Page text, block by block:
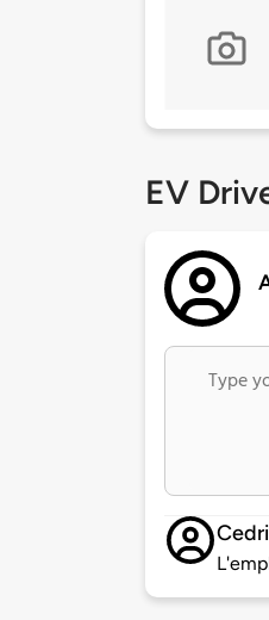
EV